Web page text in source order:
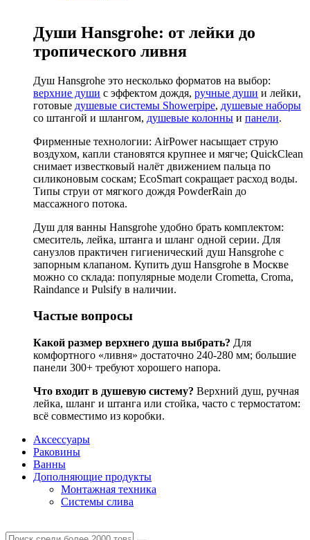
Души Hansgrohe: от лейки до
тропического ливня
Душ Hansgrohe это несколько форматов на выбор:
верхние души с эффектом дождя, ручные души и лейки,
готовые душевые системы Showerpipe, душевые наборы
со штангой и шлангом, душевые колонны и панели.
Фирменные технологии: AirPower насыщает струю
воздухом, капли становятся крупнее и мягче; QuickClean
снимает известковый налёт движением пальца по
силиконовым соскам; EcoSmart сокращает расход воды.
Типы струи от мягкого дождя PowderRain до
массажного потока.
Душ для ванны Hansgrohe удобно брать комплектом:
смеситель, лейка, штанга и шланг одной серии. Для
санузлов практичен гигиенический душ Hansgrohe с
запорным клапаном. Купить душ Hansgrohe в Москве
можно со склада: популярные модели Crometta, Croma,
Raindance и Pulsify в наличии.
Частые вопросы
Какой размер верхнего душа выбрать? Для
комфортного «ливня» достаточно 240-280 мм; большие
панели 300+ требуют хорошего напора.
Что входит в душевую систему? Верхний душ, ручная
лейка, шланг и штанга или стойка, часто с термостатом:
всё совместимо из коробки.
Аксессуары
Раковины
Ванны
Дополняющие продукты
Монтажная техника
Системы слива